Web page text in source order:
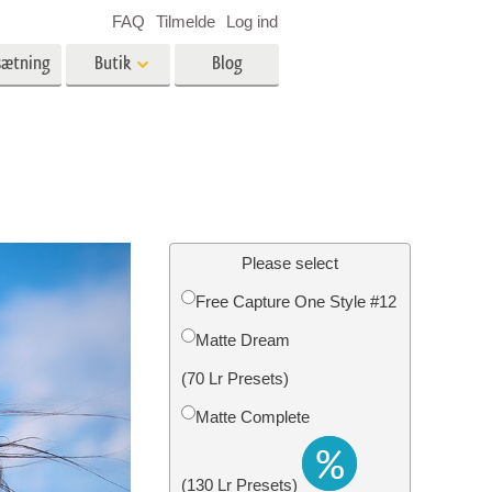
Foto restaurering
Butik
videooverlejringer
Blog
FAQ Tilmelde Log ind
Please select
Free Capture One Style #12
Matte Dream
(70 Lr Presets)
Matte Complete
(130 Lr Presets)